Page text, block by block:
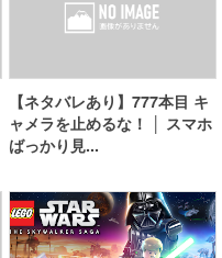
【ネタバレあり】777本目 キ
ャメラを止めるな！ │ スマホ
ばっかり見...